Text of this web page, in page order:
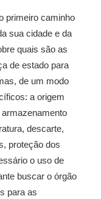
primeiro caminho
sua cidade e da
quais são as
de estado para
de um modo
a origem
descarte,
proteção dos
o uso de
buscar o órgão
para as